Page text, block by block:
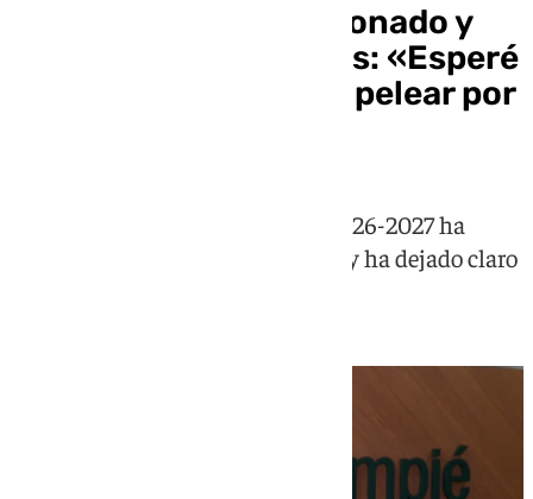
Facundo Bernal, ilusionado y
ambicioso con el Betis: «Esperé
mucho esto, vamos a pelear por
El primer fichaje del Real Betis 2026-2027 ha
hablado para los medios del club y ha dejado claro